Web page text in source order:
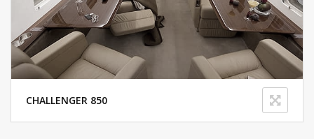
CHALLENGER 850